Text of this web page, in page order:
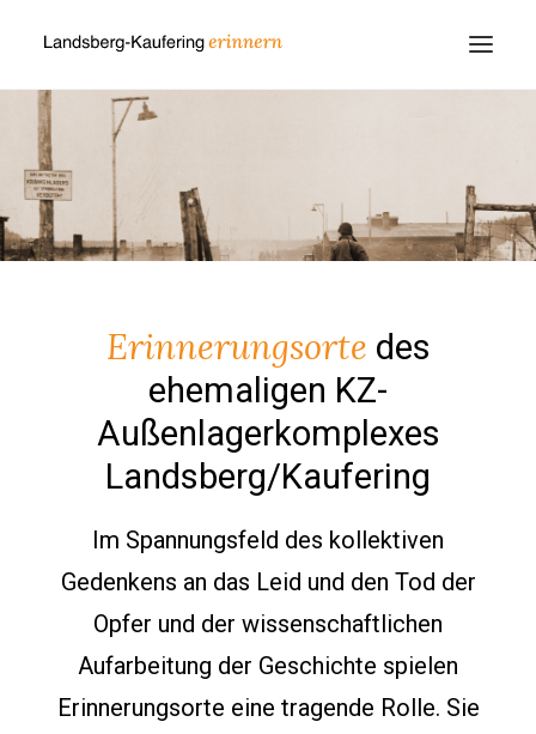
Erinnerungsorte des
ehemaligen KZ-
Außenlagerkomplexes
Landsberg/Kaufering
Im Spannungsfeld des kollektiven
Gedenkens an das Leid und den Tod der
Opfer und der wissenschaftlichen
Aufarbeitung der Geschichte spielen
Erinnerungsorte eine tragende Rolle. Sie